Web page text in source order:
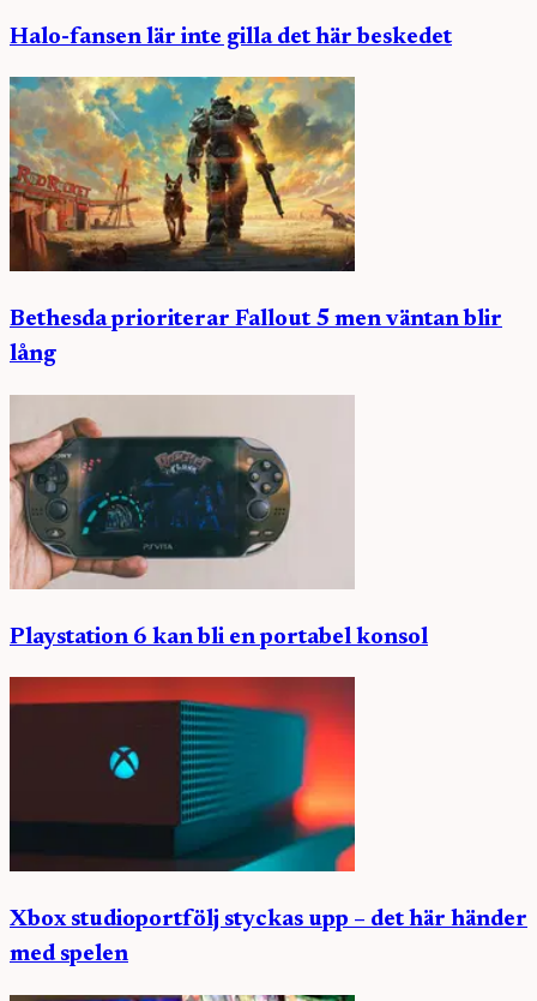
Halo-fansen lär inte gilla det här beskedet
Bethesda prioriterar Fallout 5 men väntan blir
lång
Playstation 6 kan bli en portabel konsol
Xbox studioportfölj styckas upp – det här händer
med spelen